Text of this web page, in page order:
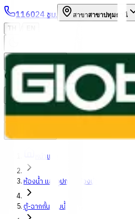
116024 ชม. สาขาสาขาปทุมธานี
TH
หมวดหมู่สินค้า
ค้นหา
บัญชีของฉัน ตะกร้าสินค้า
Previous slide
หน้าแรก
ห้องน้ำ และอุปกรณ์ห้องน้ำ
ตู้-ฉากกั้นอาบน้ำ